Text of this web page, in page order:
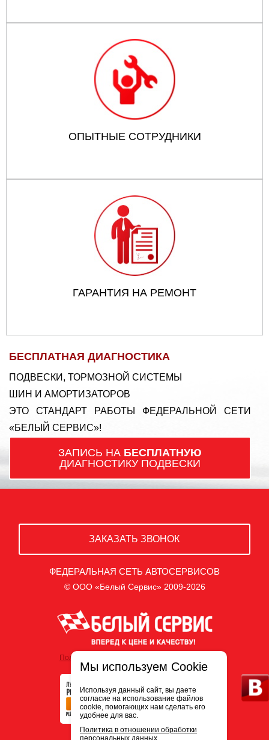
ОПЫТНЫЕ СОТРУДНИКИ
ГАРАНТИЯ НА РЕМОНТ
БЕСПЛАТНАЯ ДИАГНОСТИКА
ПОДВЕСКИ, ТОРМОЗНОЙ СИСТЕМЫ
ШИН И АМОРТИЗАТОРОВ
ЭТО СТАНДАРТ РАБОТЫ ФЕДЕРАЛЬНОЙ СЕТИ
«БЕЛЫЙ СЕРВИС»!
ЗАПИСЬ НА БЕСПЛАТНУЮ
ДИАГНОСТИКУ ПОДВЕСКИ
ЗАКАЗАТЬ ЗВОНОК
ФЕДЕРАЛЬНАЯ СЕТЬ АВТОСЕРВИСОВ
© ООО «Белый Сервис» 2009-2026
Политика обработки персональных данных
Мы используем Cookie
Используя данный сайт, вы даете
согласие на использование файлов
cookie, помогающих нам сделать его
удобнее для вас.
Политика в отношении обработки
персональных данных